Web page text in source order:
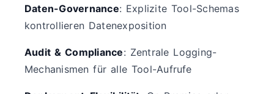
Daten-Governance: Explizite Tool-Schemas
kontrollieren Datenexposition
Audit & Compliance: Zentrale Logging-
Mechanismen für alle Tool-Aufrufe